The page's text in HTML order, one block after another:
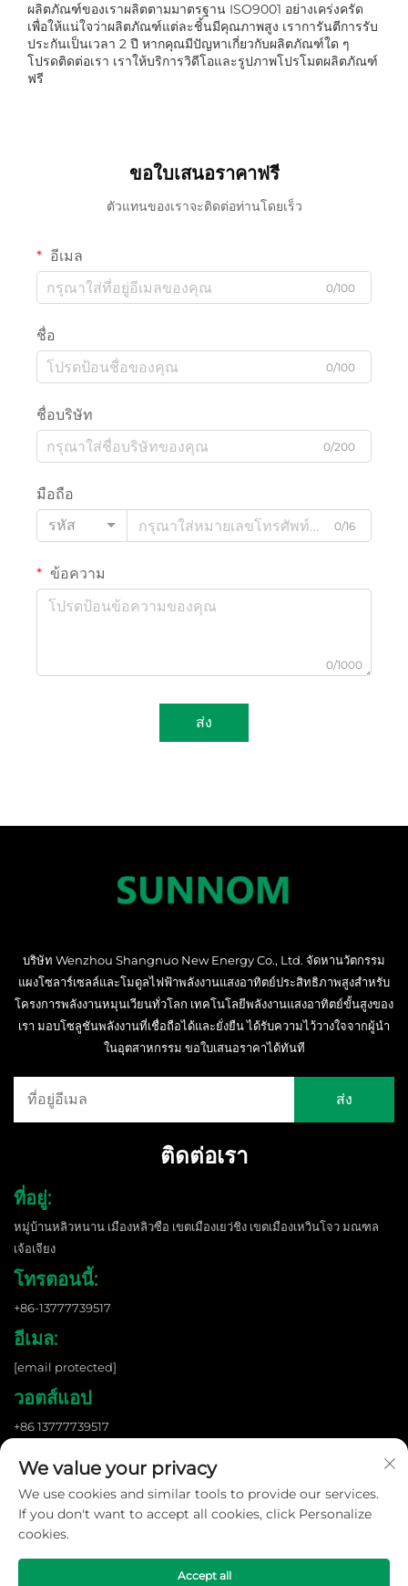
ผลิตภัณฑ์ของเราผลิตตามมาตรฐาน ISO9001 อย่างเคร่งครัด
เพื่อให้แน่ใจว่าผลิตภัณฑ์แต่ละชิ้นมีคุณภาพสูง เราการันตีการรับ
ประกันเป็นเวลา 2 ปี หากคุณมีปัญหาเกี่ยวกับผลิตภัณฑ์ใด ๆ
โปรดติดต่อเรา เราให้บริการวิดีโอและรูปภาพโปรโมตผลิตภัณฑ์
ฟรี
ขอใบเสนอราคาฟรี
ตัวแทนของเราจะติดต่อท่านโดยเร็ว
อีเมล
0/100
ชื่อ
0/100
ชื่อบริษัท
0/200
มือถือ
รหัส
0/16
ข้อความ
0/1000
ส่ง
บริษัท Wenzhou Shangnuo New Energy Co., Ltd. จัดหานวัตกรรม
แผงโซลาร์เซลล์และโมดูลไฟฟ้าพลังงานแสงอาทิตย์ประสิทธิภาพสูงสำหรับ
โครงการพลังงานหมุนเวียนทั่วโลก เทคโนโลยีพลังงานแสงอาทิตย์ขั้นสูงของ
เรา มอบโซลูชันพลังงานที่เชื่อถือได้และยั่งยืน ได้รับความไว้วางใจจากผู้นำ
ในอุตสาหกรรม ขอใบเสนอราคาได้ทันที
ติดต่อเรา
ที่อยู่:
หมู่บ้านหลิวหนาน เมืองหลิวซือ เขตเมืองเยว่ชิง เขตเมืองเหวินโจว มณฑล
เจ้อเจียง
โทรตอนนี้:
+86-13777739517
อีเมล:
[email protected]
วอตส์แอป
+86 13777739517
ลิขสิทธิ์ © 2026 บริษัท Wenzhou Shangnuo New Energy Co., Ltd. ทั้งหมด.
สงวนสิทธิ์ทุกอย่าง. | นโยบายความเป็นส่วนตัว
We value your privacy
We use cookies and similar tools to provide our services.
If you don't want to accept all cookies, click Personalize
cookies.
Accept all